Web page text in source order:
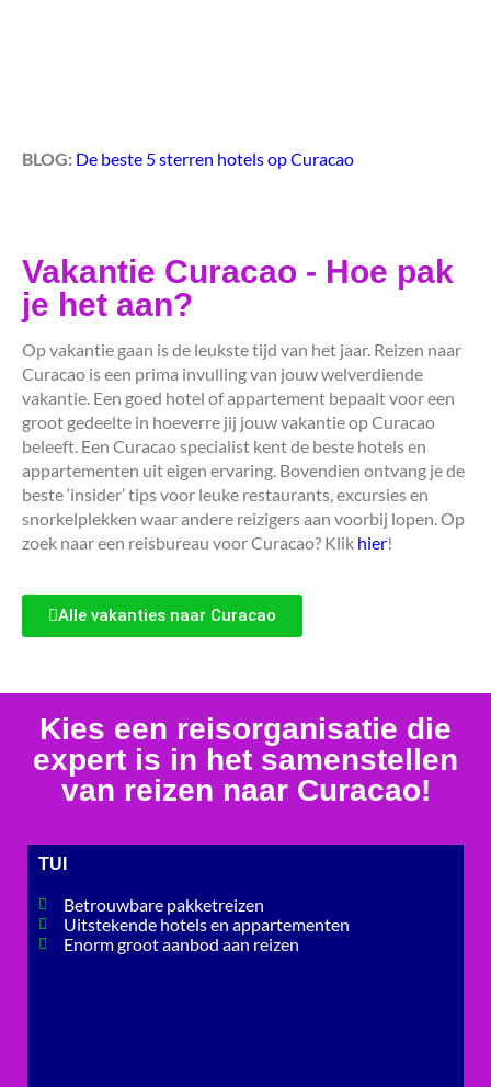
BLOG: De beste 5 sterren hotels op Curacao
Vakantie Curacao - Hoe pak
je het aan?
Op vakantie gaan is de leukste tijd van het jaar. Reizen naar
Curacao is een prima invulling van jouw welverdiende
vakantie. Een goed hotel of appartement bepaalt voor een
groot gedeelte in hoeverre jij jouw vakantie op Curacao
beleeft. Een Curacao specialist kent de beste hotels en
appartementen uit eigen ervaring. Bovendien ontvang je de
beste ‘insider’ tips voor leuke restaurants, excursies en
snorkelplekken waar andere reizigers aan voorbij lopen. Op
zoek naar een reisbureau voor Curacao? Klik hier!
Alle vakanties naar Curacao
Kies een reisorganisatie die
expert is in het samenstellen
van reizen naar Curacao!
TUI
Betrouwbare pakketreizen
Uitstekende hotels en appartementen
Enorm groot aanbod aan reizen